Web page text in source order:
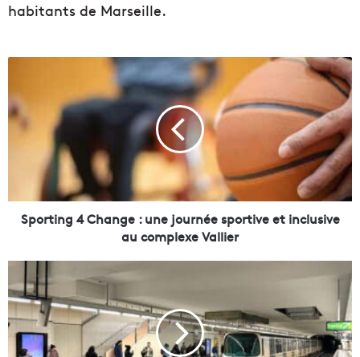
habitants de Marseille.
o
r
4
g
e
:
u
Sporting 4 Change : une journée sportive et inclusive
au complexe Vallier
e
r
e
t